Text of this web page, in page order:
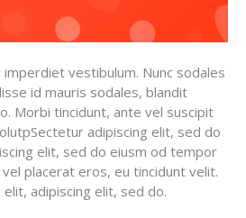
vestibulum. Nunc sodales
id mauris sodales, blandit
Morbi tincidunt, ante vel suscipit
adipiscing elit, sed do
elit, sed do eiusm od tempor
placerat eros, eu tincidunt velit.
adipiscing elit, sed do.